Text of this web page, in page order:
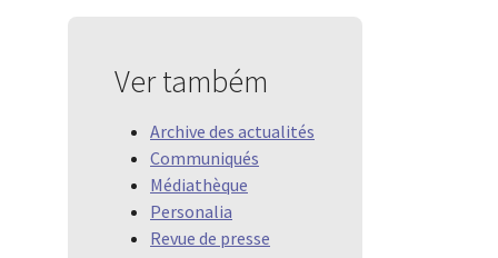
Ver também
Archive des actualités
Communiqués
Médiathèque
Personalia
Revue de presse